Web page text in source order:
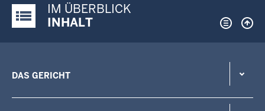
Justiz-Portal im Überblick:
IM ÜBERBLICK
INHALT
DAS GERICHT